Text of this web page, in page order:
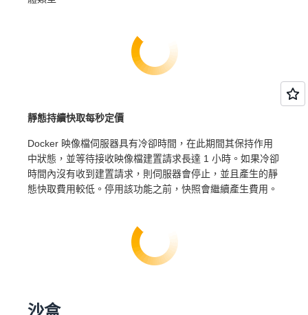
靜態持續快取每秒定價
Docker 映像檔伺服器具有冷卻時間，在此期間其保持作用
中狀態，並等待接收映像檔建置請求長達 1 小時。如果冷卻
時間內沒有收到建置請求，則伺服器會停止，並且產生的靜
態快取費用較低。停用該功能之前，快照會繼續產生費用。
沙盒